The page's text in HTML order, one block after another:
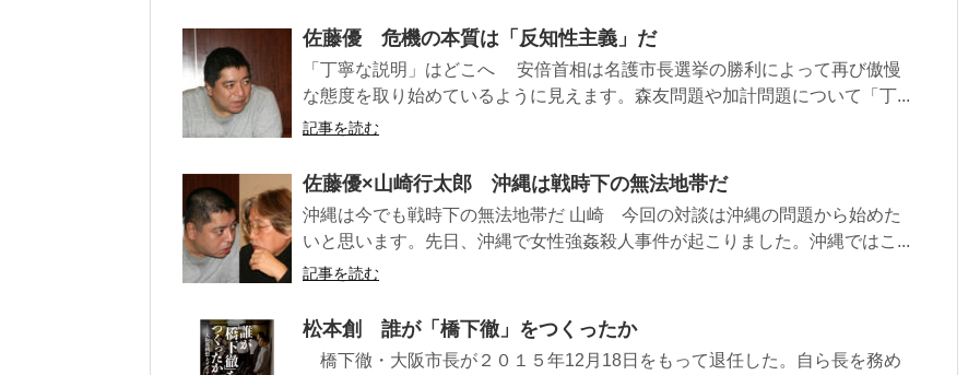
佐藤優 危機の本質は「反知性主義」だ
「丁寧な説明」はどこへ 安倍首相は名護市長選挙の勝利によって再び傲慢
な態度を取り始めているように見えます。森友問題や加計問題について「丁...
記事を読む
佐藤優×山崎行太郎 沖縄は戦時下の無法地帯だ
沖縄は今でも戦時下の無法地帯だ 山崎 今回の対談は沖縄の問題から始めた
いと思います。先日、沖縄で女性強姦殺人事件が起こりました。沖縄ではこ...
記事を読む
松本創 誰が「橋下徹」をつくったか
橋下徹・大阪市長が２０１５年12月18日をもって退任した。自ら長を務め